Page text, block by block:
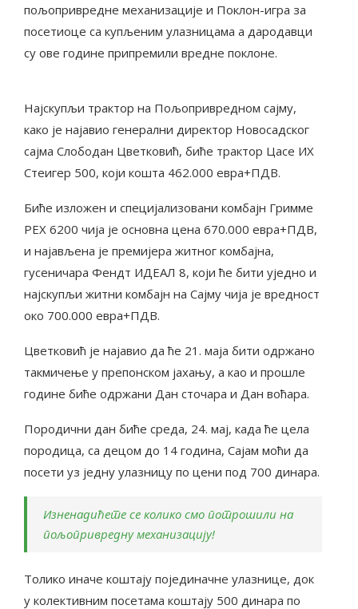
пољопривредне механизације и Поклон-игра за
посетиоце са купљеним улазницама а дародавци
су ове године припремили вредне поклоне.
Најскупљи трактор на Пољопривредном сајму,
како је најавио генерални директор Новосадског
сајма Слободан Цветковић, биће трактор Цасе ИХ
Стеигер 500, који кошта 462.000 евра+ПДВ.
Биће изложен и специјализовани комбајн Гримме
РЕX 6200 чија је основна цена 670.000 евра+ПДВ,
и најављена је премијера житног комбајна,
гусеничара Фендт ИДЕАЛ 8, који ће бити уједно и
најскупљи житни комбајн на Сајму чија је вредност
око 700.000 евра+ПДВ.
Цветковић је најавио да ће 21. маја бити одржано
такмичење у препонском јахању, а као и прошле
године биће одржани Дан сточара и Дан воћара.
Породични дан биће среда, 24. мај, када ће цела
породица, са децом до 14 година, Сајам моћи да
посети уз једну улазницу по цени под 700 динара.
Изненадићете се колико смо потрошили на
пољопривредну механизацију!
Толико иначе коштају појединачне улазнице, док
у колективним посетама коштају 500 динара по